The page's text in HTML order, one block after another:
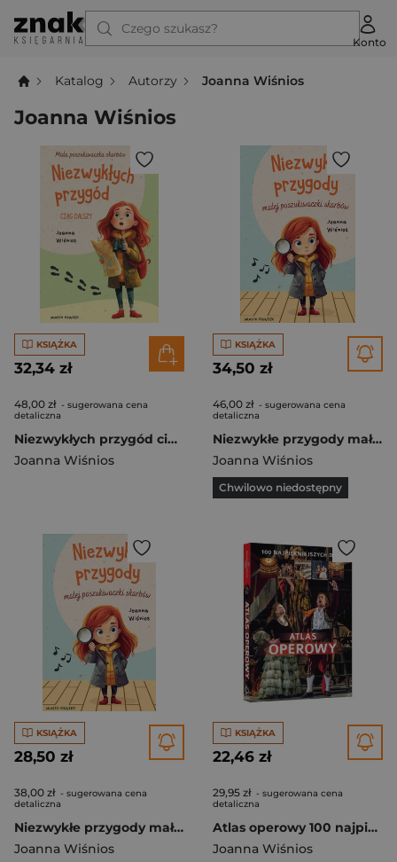
Czego szukasz?
Konto
Katalog Autorzy Joanna Wiśnios
Joanna Wiśnios
KSIĄŻKA
32,34 zł
48,00 zł - sugerowana cena
detaliczna
Niezwykłych przygód ciąg dalszy. Mała poszukiwaczka skarbów. Tom 2
Joanna Wiśnios
KSIĄŻKA
34,50 zł
46,00 zł - sugerowana cena
detaliczna
Niezwykłe przygody małej poszukiwaczki skarbów. Mała poszukiwaczka skarbów. Tom 1
Joanna Wiśnios
Chwilowo niedostępny
KSIĄŻKA
28,50 zł
38,00 zł - sugerowana cena
detaliczna
Niezwykłe przygody małej poszukiwaczki skarbów
Joanna Wiśnios
KSIĄŻKA
22,46 zł
29,95 zł - sugerowana cena
detaliczna
Atlas operowy 100 najpiękniejszych dzieł
Joanna Wiśnios